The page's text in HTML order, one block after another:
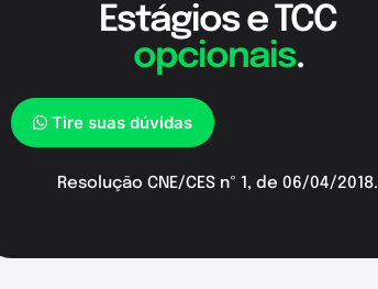
Estágios e TCC
opcionais.
Tire suas dúvidas
Resolução CNE/CES nº 1, de 06/04/2018.